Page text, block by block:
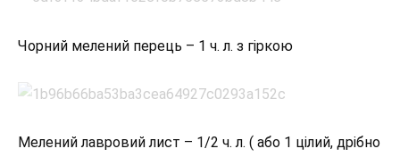
Чорний мелений перець – 1 ч. л. з гіркою
Мелений лавровий лист – 1/2 ч. л. ( або 1 цілий, дрібно